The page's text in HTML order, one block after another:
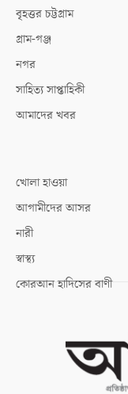
বৃহত্তর চট্টগ্রাম
গ্রাম-গঞ্জ
নগর
সাহিত্য সাপ্তাহিকী
আমাদের খবর
খোলা হাওয়া
আগামীদের আসর
নারী
স্বাস্থ্য
কোরআন হাদিসের বাণী